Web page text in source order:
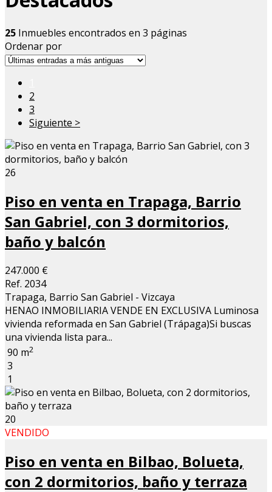
25 Inmuebles encontrados en 3 páginas
Ordenar por
2
3
Siguiente >
26
Piso en venta en Trapaga, Barrio
San Gabriel, con 3 dormitorios,
baño y balcón
247.000 €
Ref. 2034
Trapaga, Barrio San Gabriel - Vizcaya
HENAO INMOBILIARIA VENDE EN EXCLUSIVA Luminosa
vivienda reformada en San Gabriel (Trápaga)Si buscas
una vivienda lista para...
90 m2
3
1
20
VENDIDO
Piso en venta en Bilbao, Bolueta,
con 2 dormitorios, baño y terraza